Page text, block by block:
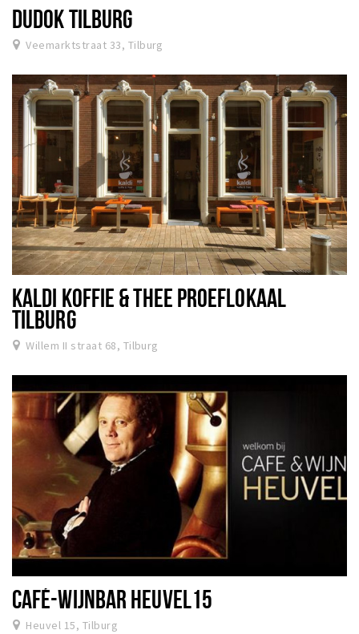
DUDOK TILBURG
Veemarktstraat 33, Tilburg
KALDI KOFFIE & THEE PROEFLOKAAL
TILBURG
Willem II straat 68, Tilburg
CAFÉ-WIJNBAR HEUVEL15
Heuvel 15, Tilburg